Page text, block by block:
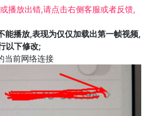
播放出错,请点击右侧客服或者反馈,
能播放,表现为仅仅加载出第一帧视频,
以下修改;
当前网络连接